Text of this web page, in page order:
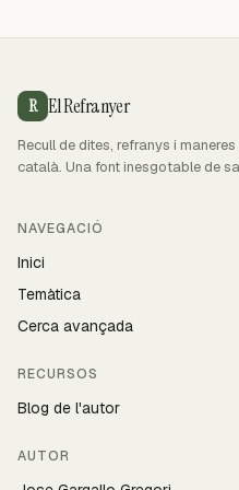
R El Refranyer
Recull de dites, refranys i
català. Una font inesgotable de
NAVEGACIÓ
Inici
Temàtica
Cerca avançada
RECURSOS
Blog de l'autor
AUTOR